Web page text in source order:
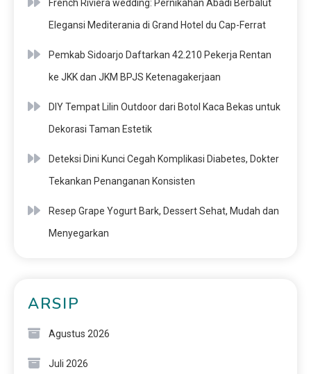
French Riviera wedding: Pernikahan Abadi Berbalut
Elegansi Mediterania di Grand Hotel du Cap-Ferrat
Pemkab Sidoarjo Daftarkan 42.210 Pekerja Rentan
ke JKK dan JKM BPJS Ketenagakerjaan
DIY Tempat Lilin Outdoor dari Botol Kaca Bekas untuk
Dekorasi Taman Estetik
Deteksi Dini Kunci Cegah Komplikasi Diabetes, Dokter
Tekankan Penanganan Konsisten
Resep Grape Yogurt Bark, Dessert Sehat, Mudah dan
Menyegarkan
ARSIP
Agustus 2026
Juli 2026